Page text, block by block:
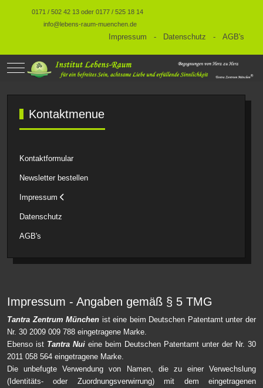
0171 / 502 42 13 oder 0177 / 525 18 14
info@lebens-raum-muenchen.de
Impressum - Datenschutz - AGB's
Mobile Menu Toggle
Kontaktmenue
Kontaktformular
Newsletter bestellen
Impressum
Datenschutz
AGB's
Impressum - Angaben gemäß § 5 TMG
Tantra Zentrum München ist eine beim Deutschen Patentamt unter der
Nr. 30 2009 009 788 eingetragene Marke.
Ebenso ist Tantra Nui eine beim Deutschen Patentamt unter der Nr. 30
2011 058 564 eingetragene Marke.
Die unbefugte Verwendung von Namen, die zu einer Verwechslung
(Identitäts- oder Zuordnungsverwirrung) mit dem eingetragenen